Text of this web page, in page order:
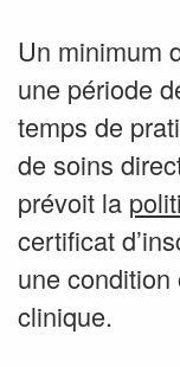
Un minimum
une période
temps de
de soins
prévoit la
certificat
une
clinique.